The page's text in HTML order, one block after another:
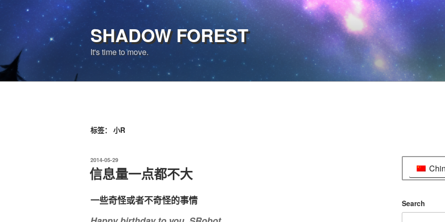
跳
内
SHADOW FOREST
It's time to move.
标签：小R
发
布
于
2014-05-29
信息量一点都不大
一些奇怪或者不奇怪的事情
Search